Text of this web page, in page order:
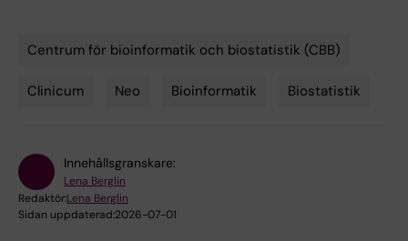
Centrum för bioinformatik och biostatistik (CBB)
Clinicum Neo Bioinformatik Biostatistik
Innehållsgranskare:
Lena Berglin
Redaktör:Lena Berglin
Sidan uppdaterad:2026-07-01